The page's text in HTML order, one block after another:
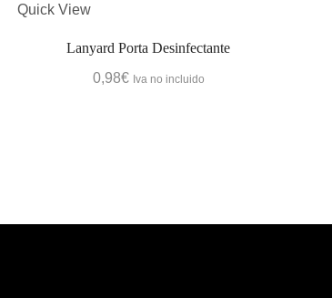
Quick View
Lanyard Porta Desinfectante
0,98€ Iva no incluido